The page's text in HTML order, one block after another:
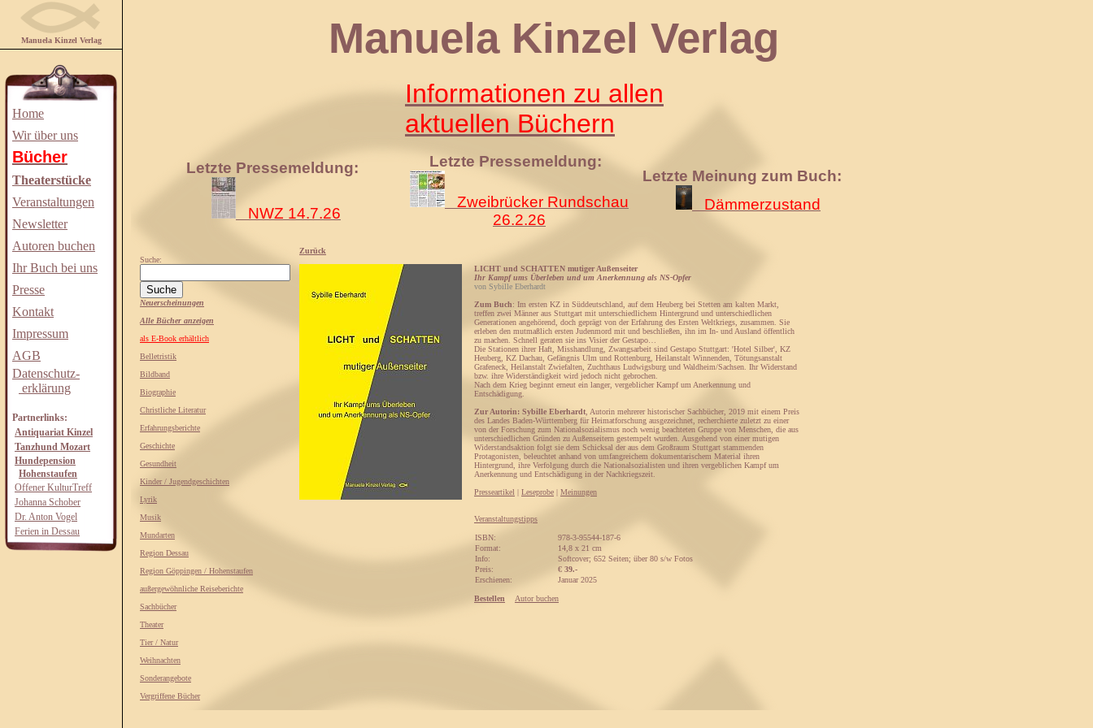
Manuela Kinzel Verlag
Home
Wir über uns
Bücher
Theaterstücke
Veranstaltungen
Newsletter
Autoren buchen
Ihr Buch bei uns
Presse
Kontakt
Impressum
AGB
Datenschutz-
erklärung
Partnerlinks:
Antiquariat Kinzel
Tanzhund Mozart
Hundepension
Hohenstaufen
Offener KulturTreff
Johanna Schober
Dr. Anton Vogel
Ferien in Dessau
Manuela Kinzel Verlag
Informationen zu allen
aktuellen Büchern
Letzte Pressemeldung:
NWZ 14.7.26
Letzte Pressemeldung:
Zweibrücker Rundschau
26.2.26
Letzte Meinung zum Buch:
Dämmerzustand
Suche:
Neuerscheinungen
Alle Bücher anzeigen
als E-Book erhältlich
Belletristik
Bildband
Biographie
Christliche Literatur
Erfahrungsberichte
Geschichte
Gesundheit
Kinder / Jugendgeschichten
Lyrik
Musik
Mundarten
Region Dessau
Region Göppingen / Hohenstaufen
außergewöhnliche Reiseberichte
Sachbücher
Theater
Tier / Natur
Weihnachten
Sonderangebote
Vergriffene Bücher
Zurück
LICHT und SCHATTEN mutiger Außenseiter
Ihr Kampf ums Überleben und um Anerkennung als NS-Opfer
von Sybille Eberhardt
Zum Buch: Im ersten KZ in Süddeutschland, auf dem Heuberg bei Stetten am kalten Markt,
treffen zwei Männer aus Stuttgart mit unterschiedlichem Hintergrund und unterschiedlichen
Generationen angehörend, doch geprägt von der Erfahrung des Ersten Weltkriegs, zusammen. Sie
erleben den mutmaßlich ersten Judenmord mit und beschließen, ihn im In- und Ausland öffentlich
zu machen. Schnell geraten sie ins Visier der Gestapo…
Die Stationen ihrer Haft, Misshandlung, Zwangsarbeit sind Gestapo Stuttgart: 'Hotel Silber', KZ
Heuberg, KZ Dachau, Gefängnis Ulm und Rottenburg, Heilanstalt Winnenden, Tötungsanstalt
Grafeneck, Heilanstalt Zwiefalten, Zuchthaus Ludwigsburg und Waldheim/Sachsen. Ihr Widerstand
bzw. ihre Widerständigkeit wird jedoch nicht gebrochen.
Nach dem Krieg beginnt erneut ein langer, vergeblicher Kampf um Anerkennung und
Entschädigung.
Zur Autorin: Sybille Eberhardt , Autorin mehrerer historischer Sachbücher, 2019 mit einem Preis
des Landes Baden-Württemberg für Heimatforschung ausgezeichnet, recherchierte zuletzt zu einer
von der Forschung zum Nationalsozialismus noch wenig beachteten Gruppe von Menschen, die aus
unterschiedlichen Gründen zu Außenseitern gestempelt wurden. Ausgehend von einer mutigen
Widerstandsaktion folgt sie dem Schicksal der aus dem Großraum Stuttgart stammenden
Protagonisten, beleuchtet anhand von umfangreichem dokumentarischem Material ihren
Hintergrund, ihre Verfolgung durch die Nationalsozialisten und ihren vergeblichen Kampf um
Anerkennung und Entschädigung in der Nachkriegszeit.
Presseartikel | Leseprobe | Meinungen
Veranstaltungstipps
ISBN:
978-3-95544-187-6
Format:
14,8 x 21 cm
Info:
Softcover; 652 Seiten; über 80 s/w Fotos
Preis:
€ 39.-
Erschienen:
Januar 2025
Bestellen Autor buchen